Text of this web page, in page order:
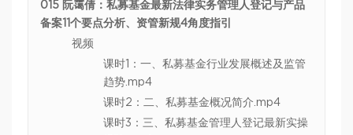
015 阮霭倩：私募基金最新法律实务管理人登记与产品
备案11个要点分析、资管新规4角度指引
视频
课时1：一、私募基金行业发展概述及监管
趋势.mp4
课时2：二、私募基金概况简介.mp4
课时3：三、私募基金管理人登记最新实操